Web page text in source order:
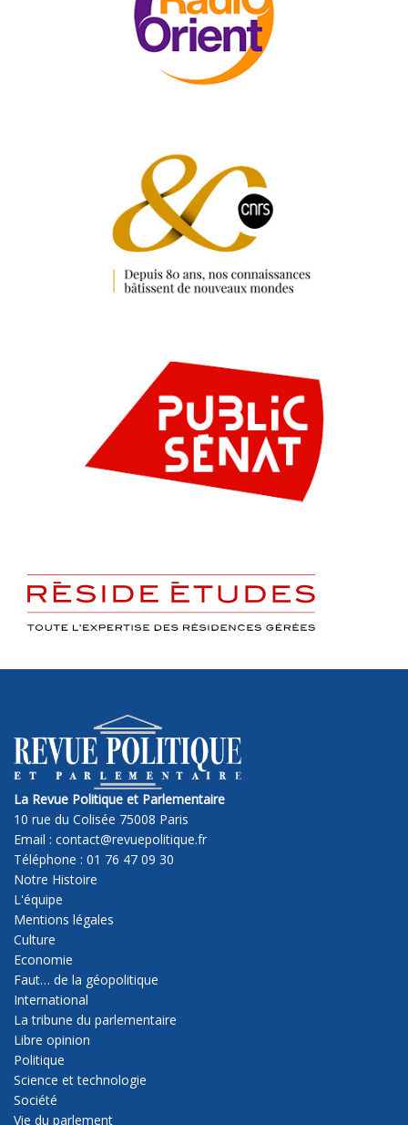
La Revue Politique et Parlementaire
10 rue du Colisée 75008 Paris
Email : contact@revuepolitique.fr
Téléphone : 01 76 47 09 30
Notre Histoire
L'équipe
Mentions légales
Culture
Economie
Faut… de la géopolitique
International
La tribune du parlementaire
Libre opinion
Politique
Science et technologie
Société
Vie du parlement